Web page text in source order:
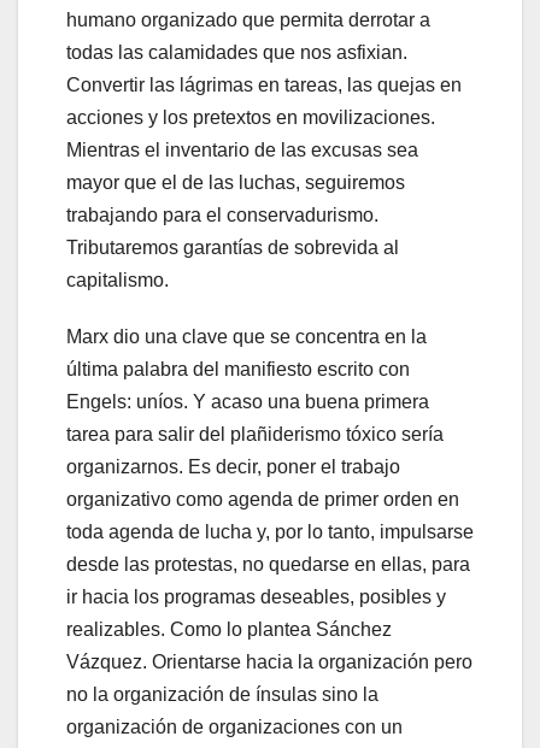
humano organizado que permita derrotar a
todas las calamidades que nos asfixian.
Convertir las lágrimas en tareas, las quejas en
acciones y los pretextos en movilizaciones.
Mientras el inventario de las excusas sea
mayor que el de las luchas, seguiremos
trabajando para el conservadurismo.
Tributaremos garantías de sobrevida al
capitalismo.
Marx dio una clave que se concentra en la
última palabra del manifiesto escrito con
Engels: uníos. Y acaso una buena primera
tarea para salir del plañiderismo tóxico sería
organizarnos. Es decir, poner el trabajo
organizativo como agenda de primer orden en
toda agenda de lucha y, por lo tanto, impulsarse
desde las protestas, no quedarse en ellas, para
ir hacia los programas deseables, posibles y
realizables. Como lo plantea Sánchez
Vázquez. Orientarse hacia la organización pero
no la organización de ínsulas sino la
organización de organizaciones con un